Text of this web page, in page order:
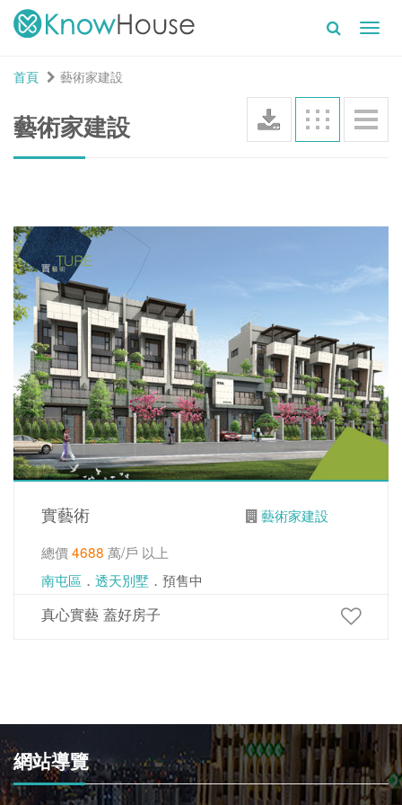
首頁
藝術家建設
藝術家建設
實藝術
藝術家建設
總價4688 萬/戶 以上
南屯區 ． 透天別墅 ．預售中
真心實藝 蓋好房子
網站導覽